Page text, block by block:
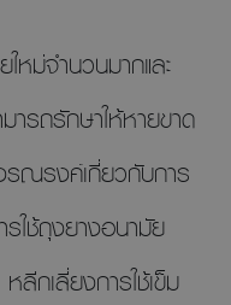
หม่จำนวนมากและ
ารถรักษาให้หายขาด
ณรงค์เกี่ยวกับการ
ใช้ถุงยางอนามัย
กเลี่ยงการใช้เข็ม